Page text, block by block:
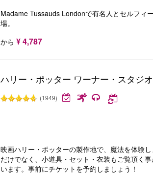
Madame Tussauds Londonで有名人とセルフィ
場。
から ¥ 4,787
ハリー・ポッター ワーナー・スタジ
(1949)
映画ハリー・ポッターの製作地で、魔法を体験
だけでなく、小道具・セット・衣装もご覧頂く
います。事前にチケットを予約しましょう！